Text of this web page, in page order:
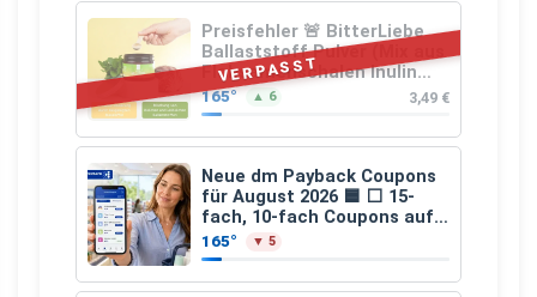
VERPASST
Preisfehler 🚨 BitterLiebe
Ballaststoff Pulver (Mix aus
Flohsamenschalen Inulin
(Präbiotika) Leinsamen &
Apfelfaser)
165° ▲ 6 3,49 €
Neue dm Payback Coupons
für August 2026 🟦 ⬜ 15-
fach, 10-fach Coupons auf
den gesamten Einkauf ab 2
€
165° ▼ 5